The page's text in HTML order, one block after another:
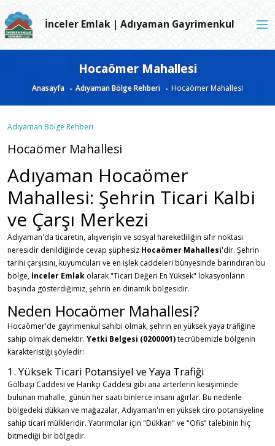
İnceler Emlak | Adıyaman Gayrimenkul
Hocaömer Mahallesi
Anasayfa Adıyaman Bölge Rehberi Hocaömer Mahallesi
Adıyaman Bölge Rehberi
Hocaömer Mahallesi
Adıyaman Hocaömer
Mahallesi: Şehrin Ticari Kalbi
ve Çarşı Merkezi
Adıyaman'da ticaretin, alışverişin ve sosyal hareketliliğin sıfır noktası
neresidir denildiğinde cevap şüphesiz Hocaömer Mahallesi'dir. Şehrin
tarihi çarşısını, kuyumcuları ve en işlek caddeleri bünyesinde barındıran bu
bölge, İnceler Emlak olarak "Ticari Değeri En Yüksek" lokasyonların
başında gösterdiğimiz, şehrin en dinamik bölgesidir.
Neden Hocaömer Mahallesi?
Hocaömer'de gayrimenkul sahibi olmak, şehrin en yüksek yaya trafiğine
sahip olmak demektir. Yetki Belgesi (0200001)tecrübemizle bölgenin
karakteristiği şöyledir:
1. Yüksek Ticari Potansiyel ve Yaya Trafiği
Gölbaşı Caddesi ve Harikçı Caddesi gibi ana arterlerin kesişiminde
bulunan mahalle, günün her saati binlerce insanı ağırlar. Bu nedenle
bölgedeki dükkan ve mağazalar, Adıyaman'ın en yüksek ciro potansiyeline
sahip ticari mülkleridir. Yatırımcılar için "Dükkan" ve "Ofis" talebinin hiç
bitmediği bir bölgedir.